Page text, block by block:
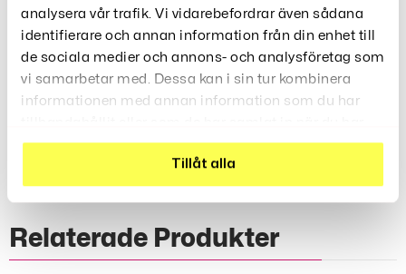
analysera vår trafik. Vi vidarebefordrar även sådana
identifierare och annan information från din enhet till
de sociala medier och annons- och analysföretag som
vi samarbetar med. Dessa kan i sin tur kombinera
informationen med annan information som du har
använt deras tjänster.
Tillåt alla
Material: 100% bomull
Färg: grå kattgrottbädd
Relaterade Produkter